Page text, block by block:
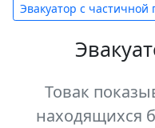
Эвакуатор с частичной
Товак
находящихся